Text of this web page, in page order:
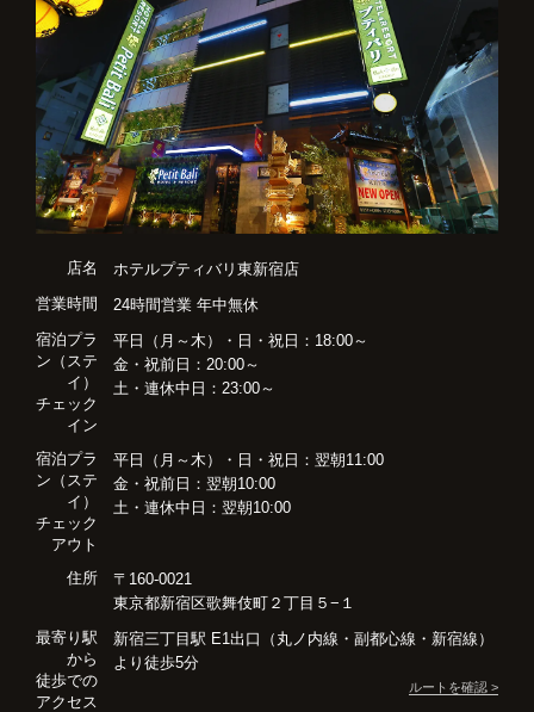
店名
ホテルプティバリ東新宿店
営業時間
24時間営業 年中無休
宿泊プラ
ン（ステ
イ）
チェック
イン
平日（月～木）・日・祝日：18:00～
金・祝前日：20:00～
土・連休中日：23:00～
宿泊プラ
ン（ステ
イ）
チェック
アウト
平日（月～木）・日・祝日：翌朝11:00
金・祝前日：翌朝10:00
土・連休中日：翌朝10:00
住所
〒160-0021
東京都新宿区歌舞伎町２丁目５−１
最寄り駅
から
徒歩での
アクセス
新宿三丁目駅 E1出口（丸ノ内線・副都心線・新宿線）
より徒歩5分
ルートを確認 >